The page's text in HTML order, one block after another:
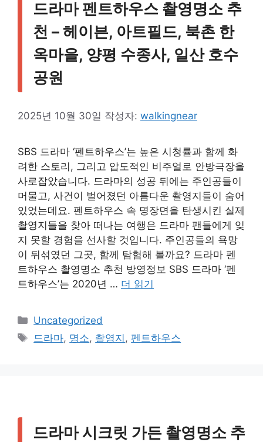
드라마 펜트하우스 촬영명소 추
천 – 헤이븐, 아트필드, 북촌 한
옥마을, 양평 수종사, 일산 호수
공원
2025년 10월 30일 작성자: walkingnear
SBS 드라마 ‘펜트하우스’는 높은 시청률과 함께 화
려한 스토리, 그리고 압도적인 비주얼로 안방극장을
사로잡았습니다. 드라마의 성공 뒤에는 주인공들이
머물고, 사건이 벌어졌던 아름다운 촬영지들이 숨어
있었는데요. 펜트하우스 속 명장면을 탄생시킨 실제
촬영지들을 찾아 떠나는 여행은 드라마 팬들에게 잊
지 못할 경험을 선사할 것입니다. 주인공들의 욕망
이 뒤섞였던 그곳, 함께 탐험해 볼까요? 드라마 펜
트하우스 촬영명소 추천 방영정보 SBS 드라마 ‘펜
트하우스’는 2020년 … 더 읽기
카
테
Uncategorized
태
드라마, 명소, 촬영지 , 펜트하우스
드라마 시크릿 가든 촬영명소 추